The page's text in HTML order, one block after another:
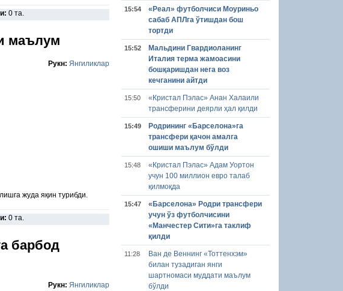
0 та.
маълум
Рукн: Янгиликлар
жуда яқин турибди.
0 та.
барбод
Рукн: Янгиликлар
15:54
«Реал» футболчиси Моуриньо
сабаб АПЛга ўтишдан бош
тортди
15:52
Мальдини Гвардиоланинг
Италия терма жамоасини
бошқаришдан нега воз
кечганини айтди
15:50
«Кристал Пэлас» Анан Халаили
трансферини деярли ҳал қилди
15:49
Родрининг «Барселона»га
трансфери қачон амалга
ошиши маълум бўлди
15:48
«Кристал Пэлас» Адам Уортон
учун 100 миллион евро талаб
қилмоқда
15:47
«Барселона» Родри трансфери
учун ўз футболчисини
«Манчестер Сити»га таклиф
қилди
11:28
Ван де Веннинг «Тоттенхэм»
билан тузадиган янги
шартномаси муддати маълум
бўлди